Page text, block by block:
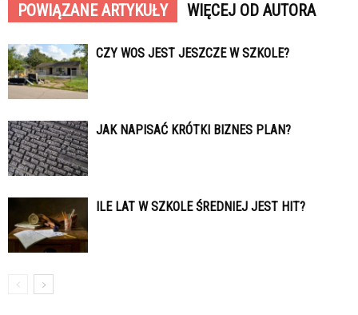
POWIĄZANE ARTYKUŁY WIĘCEJ OD AUTORA
CZY WOS JEST JESZCZE W SZKOLE?
JAK NAPISAĆ KRÓTKI BIZNES PLAN?
ILE LAT W SZKOLE ŚREDNIEJ JEST HIT?